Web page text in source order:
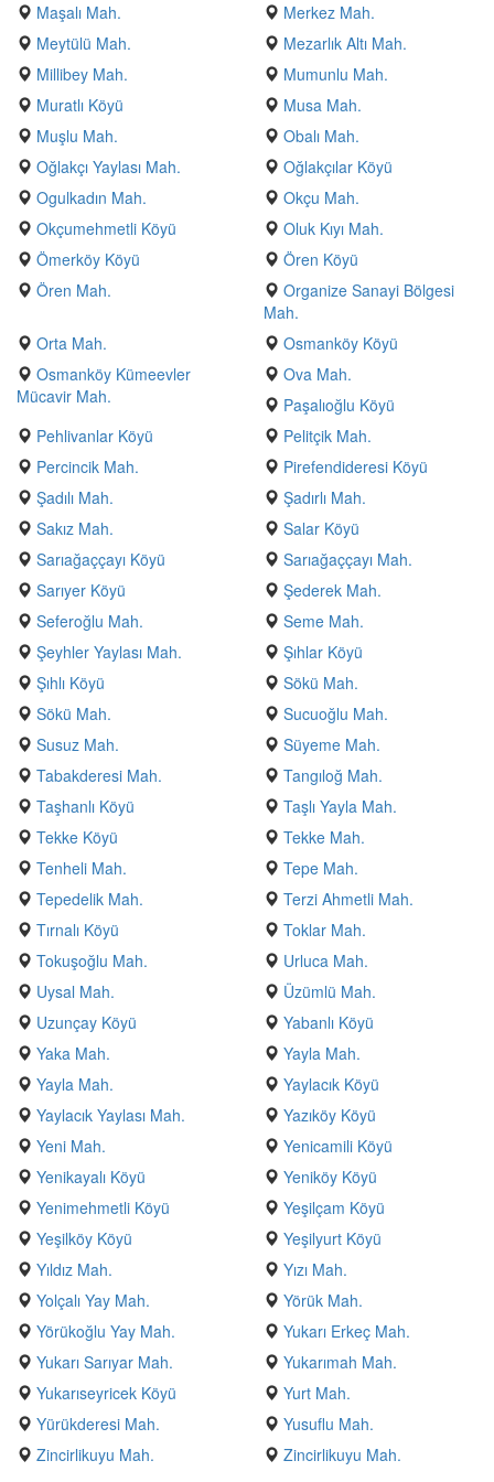
Maşalı Mah.
Merkez Mah.
Meytülü Mah.
Mezarlık Altı Mah.
Millibey Mah.
Mumunlu Mah.
Muratlı Köyü
Musa Mah.
Muşlu Mah.
Obalı Mah.
Oğlakçı Yaylası Mah.
Oğlakçılar Köyü
Ogulkadın Mah.
Okçu Mah.
Okçumehmetli Köyü
Oluk Kıyı Mah.
Ömerköy Köyü
Ören Köyü
Ören Mah.
Organize Sanayi Bölgesi
Mah.
Orta Mah.
Osmanköy Köyü
Osmanköy Kümeevler
Mücavir Mah.
Ova Mah.
Paşalıoğlu Köyü
Pehlivanlar Köyü
Pelitçik Mah.
Percincik Mah.
Pirefendideresi Köyü
Şadılı Mah.
Şadırlı Mah.
Sakız Mah.
Salar Köyü
Sarıağaççayı Köyü
Sarıağaççayı Mah.
Sarıyer Köyü
Şederek Mah.
Seferoğlu Mah.
Seme Mah.
Şeyhler Yaylası Mah.
Şıhlar Köyü
Şıhlı Köyü
Sökü Mah.
Sökü Mah.
Sucuoğlu Mah.
Susuz Mah.
Süyeme Mah.
Tabakderesi Mah.
Tangıloğ Mah.
Taşhanlı Köyü
Taşlı Yayla Mah.
Tekke Köyü
Tekke Mah.
Tenheli Mah.
Tepe Mah.
Tepedelik Mah.
Terzi Ahmetli Mah.
Tırnalı Köyü
Toklar Mah.
Tokuşoğlu Mah.
Urluca Mah.
Uysal Mah.
Üzümlü Mah.
Uzunçay Köyü
Yabanlı Köyü
Yaka Mah.
Yayla Mah.
Yayla Mah.
Yaylacık Köyü
Yaylacık Yaylası Mah.
Yazıköy Köyü
Yeni Mah.
Yenicamili Köyü
Yenikayalı Köyü
Yeniköy Köyü
Yenimehmetli Köyü
Yeşilçam Köyü
Yeşilköy Köyü
Yeşilyurt Köyü
Yıldız Mah.
Yızı Mah.
Yolçalı Yay Mah.
Yörük Mah.
Yörükoğlu Yay Mah.
Yukarı Erkeç Mah.
Yukarı Sarıyar Mah.
Yukarımah Mah.
Yukarıseyricek Köyü
Yurt Mah.
Yürükderesi Mah.
Yusuflu Mah.
Zincirlikuyu Mah.
Zincirlikuyu Mah.